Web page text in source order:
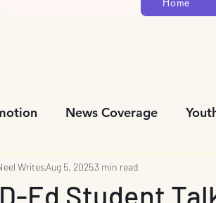
News Coverage
मुलाखत Book Review
Ed Student
WritesAug 5, 20253 min read